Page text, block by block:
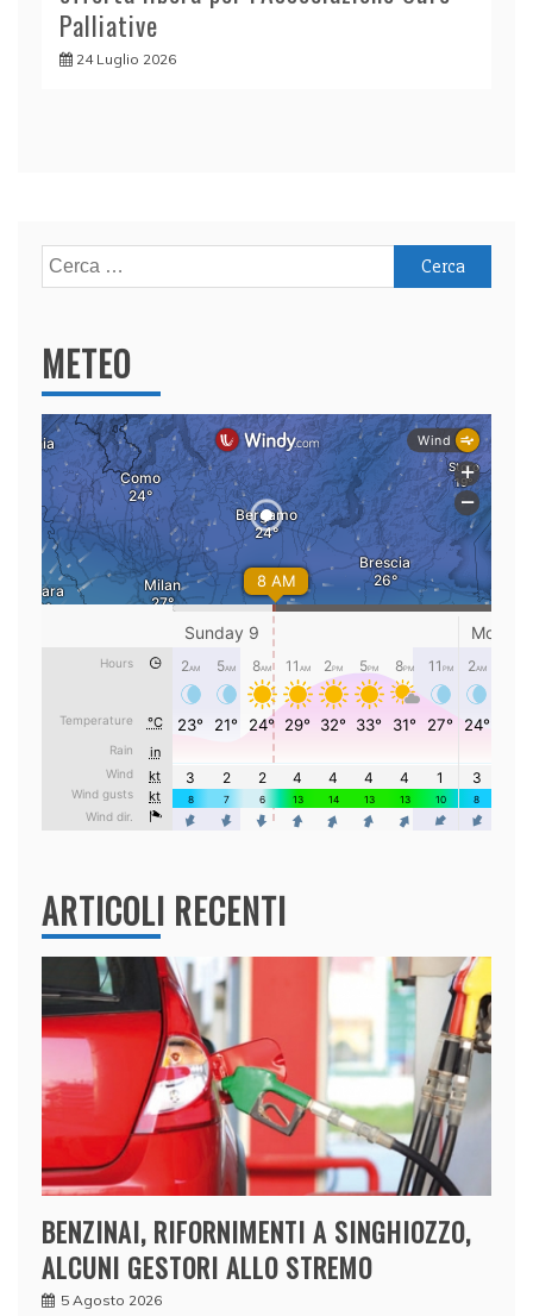
Palliative
24 Luglio 2026
Ricerca
per:
METEO
ARTICOLI RECENTI
BENZINAI, RIFORNIMENTI A SINGHIOZZO,
ALCUNI GESTORI ALLO STREMO
5 Agosto 2026